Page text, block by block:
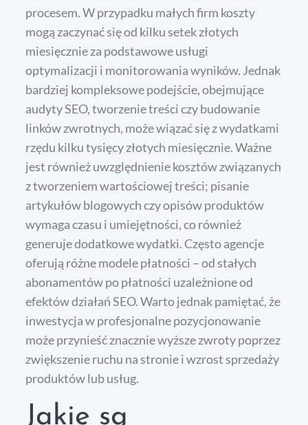
procesem. W przypadku małych firm koszty
mogą zaczynać się od kilku setek złotych
miesięcznie za podstawowe usługi
optymalizacji i monitorowania wyników. Jednak
bardziej kompleksowe podejście, obejmujące
audyty SEO, tworzenie treści czy budowanie
linków zwrotnych, może wiązać się z wydatkami
rzędu kilku tysięcy złotych miesięcznie. Ważne
jest również uwzględnienie kosztów związanych
z tworzeniem wartościowej treści; pisanie
artykułów blogowych czy opisów produktów
wymaga czasu i umiejętności, co również
generuje dodatkowe wydatki. Często agencje
oferują różne modele płatności – od stałych
abonamentów po płatności uzależnione od
efektów działań SEO. Warto jednak pamiętać, że
inwestycja w profesjonalne pozycjonowanie
może przynieść znacznie wyższe zwroty poprzez
zwiększenie ruchu na stronie i wzrost sprzedaży
produktów lub usług.
Jakie są